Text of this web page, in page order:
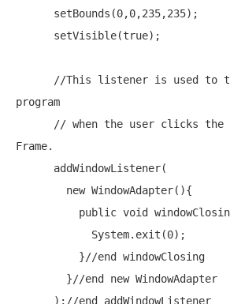
      setVisible(
true);
//This listener is used to
program
// when the user clicks the
Frame.
new WindowAdapter(){
public void
          }
//end windowClosing
        }
//end new WindowAdapter
      );
//end addWindowListener